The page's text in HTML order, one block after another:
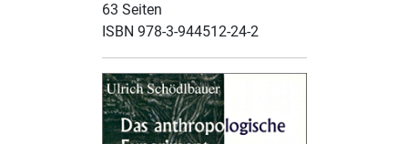
63 Seiten
ISBN 978-3-944512-24-2